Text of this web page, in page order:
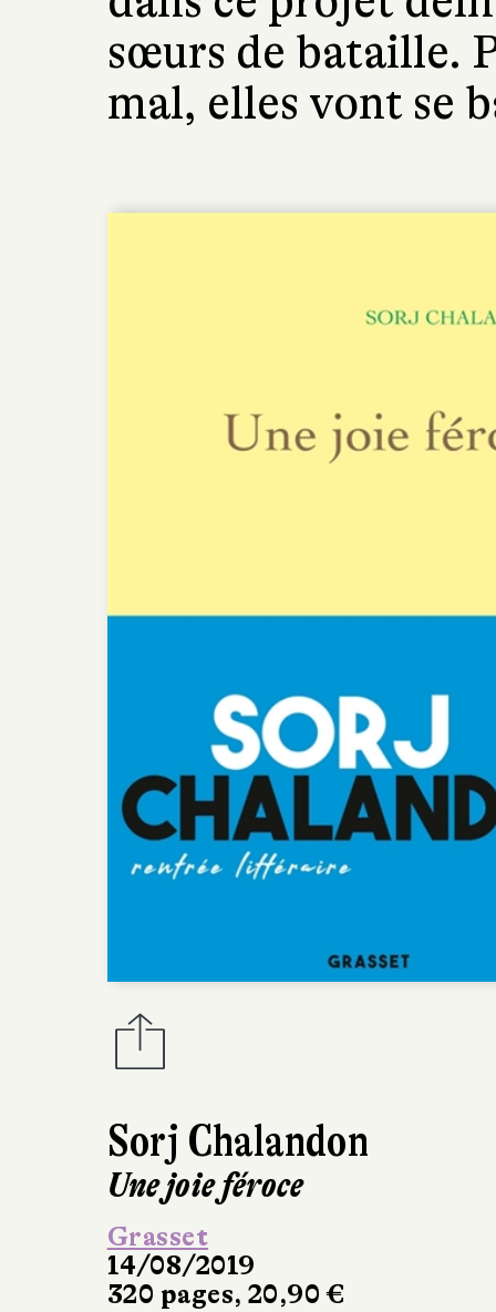
Sorj Chalandon
Une joie féroce
Grasset
14/08/2019
320 pages, 20,90 €
sœurs de bataille.
mal, elles vont se